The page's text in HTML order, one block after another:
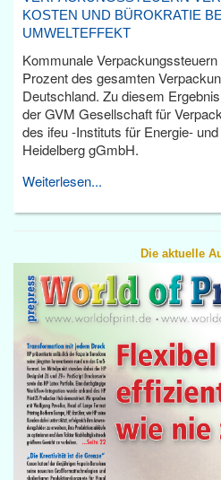
KOSTEN UND BÜROKRATIE
UMWELTEFFEKT
Kommunale
Prozent des gesamten
Deutschland. Zu diesem
der GVM Gesellschaft für
des ifeu -Instituts für Energie-
Heidelberg gGmbH.
Weiterlesen...
Die aktuelle